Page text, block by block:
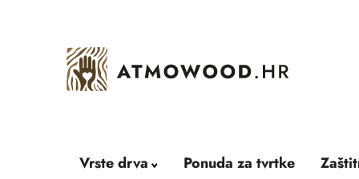
Vrste drva Ponuda za tvrtke